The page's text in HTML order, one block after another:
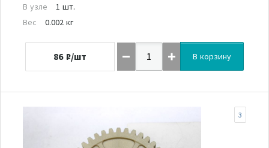
В узле
1 шт.
Вес
0.002 кг
86 ₽/шт В корзину
3